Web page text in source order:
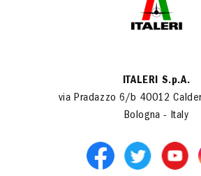
ITALERI S.p.A.
via Pradazzo 6/b 40012